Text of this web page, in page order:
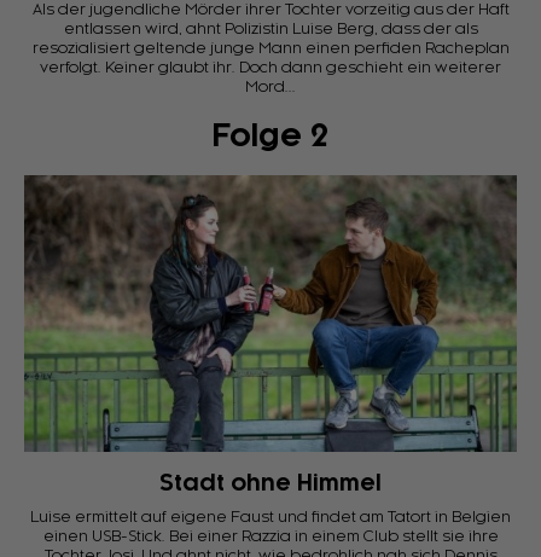
Als der jugendliche Mörder ihrer Tochter vorzeitig aus der Haft
entlassen wird, ahnt Polizistin Luise Berg, dass der als
resozialisiert geltende junge Mann einen perfiden Racheplan
verfolgt. Keiner glaubt ihr. Doch dann geschieht ein weiterer
Mord...
Folge 2
Stadt ohne Himmel
Luise ermittelt auf eigene Faust und findet am Tatort in Belgien
einen USB-Stick. Bei einer Razzia in einem Club stellt sie ihre